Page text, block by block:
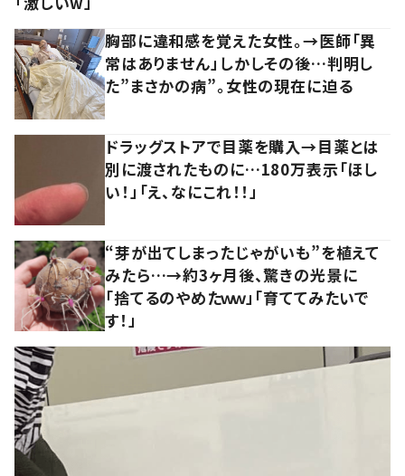
胸部に違和感を覚えた女性。→医師「異
常はありません」しかしその後…判明し
た”まさかの病”。女性の現在に迫る
ドラッグストアで目薬を購入→目薬とは
別に渡されたものに…180万表示「ほし
い！」「え、なにこれ！！」
“芽が出てしまったじゃがいも”を植えて
みたら…→約3ヶ月後、驚きの光景に
「捨てるのやめたｗｗ」「育ててみたいで
す！」